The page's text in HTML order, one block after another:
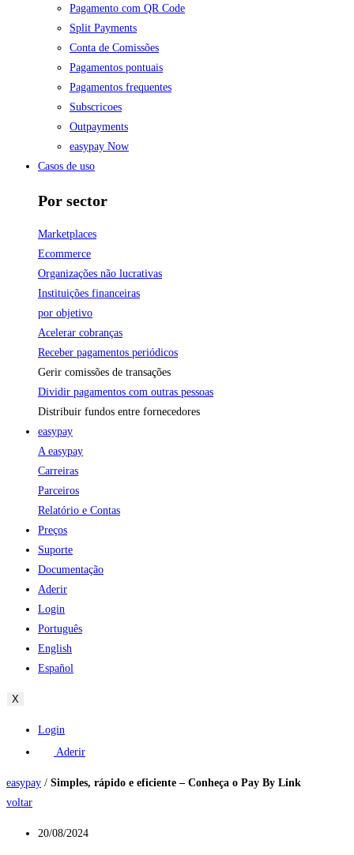
Pagamento com QR Code
Split Payments
Conta de Comissões
Pagamentos pontuais
Pagamentos frequentes
Subscricoes
Outpayments
easypay Now
Casos de uso
Por sector
Marketplaces
Ecommerce
Organizações não lucrativas
Instituições financeiras
por objetivo
Acelerar cobranças
Receber pagamentos periódicos
Gerir comissões de transações
Dividir pagamentos com outras pessoas
Distribuir fundos entre fornecedores
easypay
A easypay
Carreiras
Parceiros
Relatório e Contas
Preços
Suporte
Documentação
Aderir
Login
Português
English
Español
X
Login
Aderir
easypay / Simples, rápido e eficiente – Conheça o Pay By Link
voltar
20/08/2024